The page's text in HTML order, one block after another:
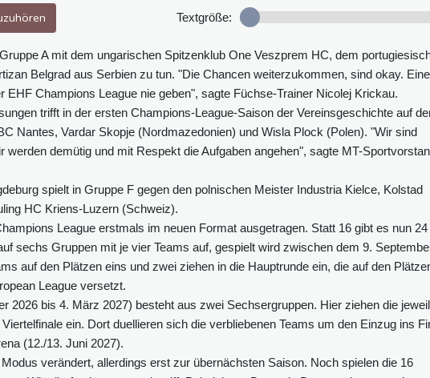
Textgröße:
A mit dem ungarischen Spitzenklub One Veszprem HC, dem
Belgrad aus Serbien zu tun. "Die Chancen weiterzukommen, sind okay. Eine
EHF Champions League nie geben", sagte Füchse-Trainer Nicolej Krickau.
trifft in der ersten Champions-League-Saison der Vereinsgeschichte auf
Nantes, Vardar Skopje (Nordmazedonien) und Wisla Plock (Polen). "Wir sind
werden demütig und mit Respekt die Aufgaben angehen", sagte MT-
spielt in Gruppe F gegen den polnischen Meister Industria Kielce, Kolstad
HC Kriens-Luzern (Schweiz).
League erstmals im neuen Format ausgetragen. Statt 16 gibt es nun 24
sechs Gruppen mit je vier Teams auf, gespielt wird zwischen dem 9.
auf den Plätzen eins und zwei ziehen in die Hauptrunde ein, die auf den
League versetzt.
2026 bis 4. März 2027) besteht aus zwei Sechsergruppen. Hier ziehen die
ein. Dort duellieren sich die verbliebenen Teams um den Einzug ins
(12./13. Juni 2027).
verändert, allerdings erst zur übernächsten Saison. Noch spielen die 16